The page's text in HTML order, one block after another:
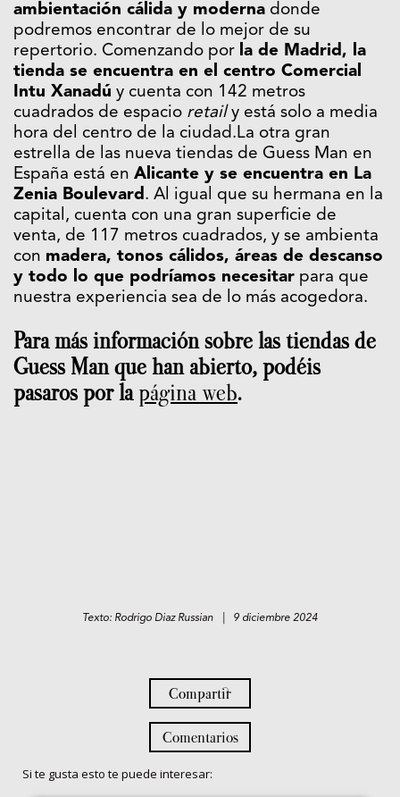
ambientación cálida y moderna donde
podremos encontrar de lo mejor de su
repertorio. Comenzando por la de Madrid, la
tienda se encuentra en el centro Comercial
Intu Xanadú y cuenta con 142 metros
cuadrados de espacio retaily está solo a media
hora del centro de la ciudad.La otra gran
estrella de las nueva tiendas de Guess Man en
España está en Alicante y se encuentra en La
Zenia Boulevard. Al igual que su hermana en la
capital, cuenta con una gran superficie de
venta, de 117 metros cuadrados, y se ambienta
con madera, tonos cálidos, áreas de descanso
y todo lo que podríamos necesitar para que
nuestra experiencia sea de lo más acogedora.
Para más información sobre las tiendas de
Guess Man que han abierto, podéis
pasaros por lapágina web.
Texto: Rodrigo Diaz Russian | 9 diciembre 2024
Compartir
Comentarios
Si te gusta esto te puede interesar: